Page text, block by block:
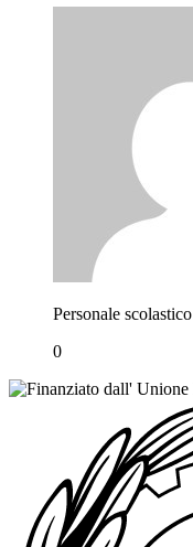
Personale scolastico
0